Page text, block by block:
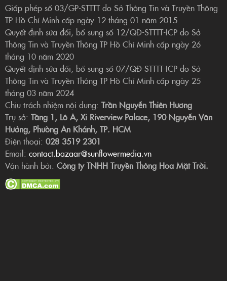
Giấp phép số 03/GP-STTTT do Sở Thông Tin và Truyền Thông
TP Hồ Chí Minh cấp ngày 12 tháng 01 năm 2015
Quyết định sửa đổi, bổ sung số 12/QĐ-STTTT-ICP do Sở
Thông Tin và Truyền Thông TP Hồ Chí Minh cấp ngày 26
tháng 10 năm 2020
Quyết định sửa đổi, bổ sung số 07/QĐ-STTTT-ICP do Sở
Thông Tin và Truyền Thông TP Hồ Chí Minh cấp ngày 25
tháng 03 năm 2024
Chịu trách nhiệm nội dung: Trần Nguyễn Thiên Hương
Trụ sở: Tầng 1, Lô A, Xi Riverview Palace, 190 Nguyễn Văn
Hưởng, Phường An Khánh, TP. HCM
Điện thoại: 028 3519 2301
Email: contact.bazaar@sunflowermedia.vn
Vận hành bởi: Công ty TNHH Truyền Thông Hoa Mặt Trời.